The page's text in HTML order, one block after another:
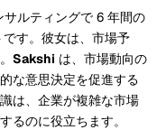
サルティングで 6 年間の
す。彼女は、市場予
Sakshi は、市場動向の
な意思決定を促進する
は、企業が複雑な市場
るのに役立ちます。